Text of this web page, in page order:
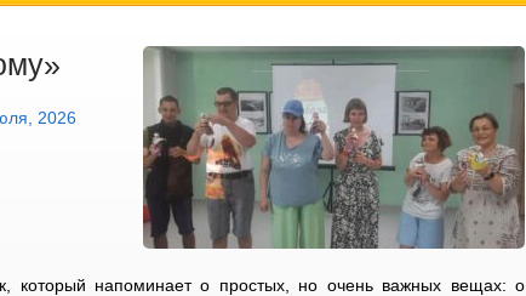
2026
который напоминает о простых, но очень важных вещах: о